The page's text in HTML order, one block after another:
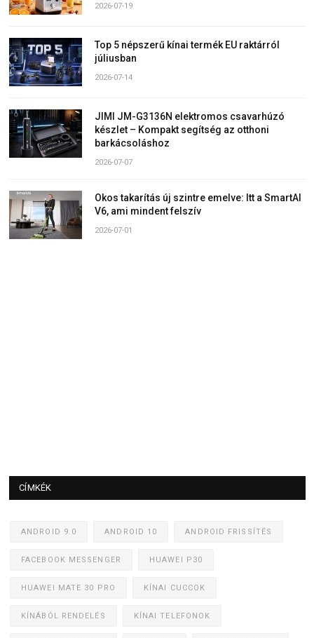
2026-07-19
Top 5 népszerű kínai termék EU raktárról
júliusban
2026-07-14
JIMI JM-G3136N elektromos csavarhúzó
készlet – Kompakt segítség az otthoni
barkácsoláshoz
2026-07-07
Okos takarítás új szintre emelve: Itt a SmartAI
V6, ami mindent felszív
2026-07-01
CÍMKÉK
ANDROID 9.0 ANDROID 10 ANDROID FRISSÍTÉS
FACEBOOK MESSENGER HUAWEI P30
HUAWEI MATE 30 PRO KÍNAI CUCCOK
KÍNÁBÓL RENDELÉS KÍNAI TELEFONOK